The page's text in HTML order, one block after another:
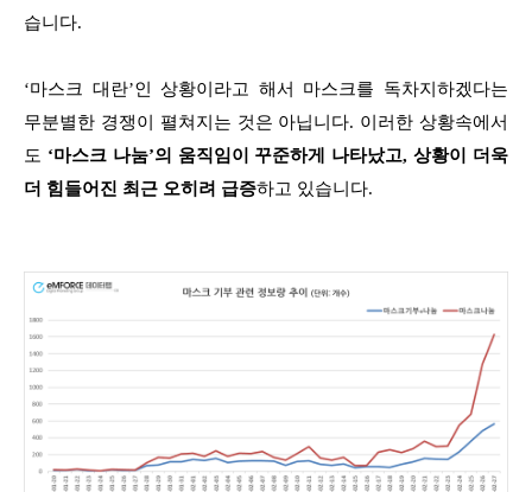
습니다.
‘마스크 대란’인 상황이라고 해서 마스크를 독차지하겠다는
무분별한 경쟁이 펼쳐지는 것은 아닙니다. 이러한 상황속에서
도 ‘마스크 나눔’의 움직임이 꾸준하게 나타났고, 상황이 더욱
더 힘들어진 최근 오히려 급증하고 있습니다.